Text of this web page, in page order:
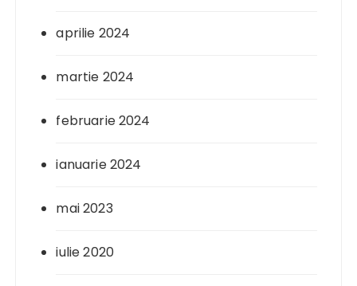
aprilie 2024
martie 2024
februarie 2024
ianuarie 2024
mai 2023
iulie 2020